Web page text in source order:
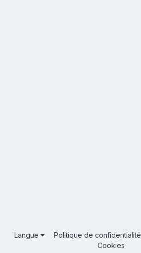
Langue Politique de confidentialité
Cookies